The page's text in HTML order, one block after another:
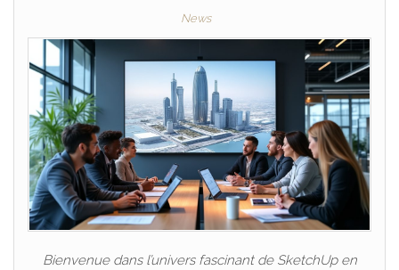
News
Bienvenue dans l’univers fascinant de SketchUp en